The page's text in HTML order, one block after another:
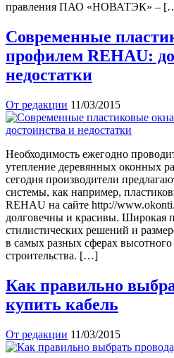
правления ПАО «НОВАТЭК» –
Современные
профилем REHAU:
недостатки
От редакции 11/03/2015
Необходимость ежегодно
утепление деревянных оконных
сегодня производители
системы, как например,
REHAU на сайте http://
долговечны и красивы. Широкая
стилистических решений и
в самых разных сферах
строительства. […]
Как правильно
купить кабель
От редакции 11/03/2015